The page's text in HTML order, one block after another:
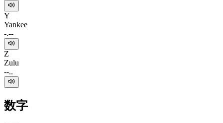
Y
Yankee
-.--
Z
Zulu
--..
数字